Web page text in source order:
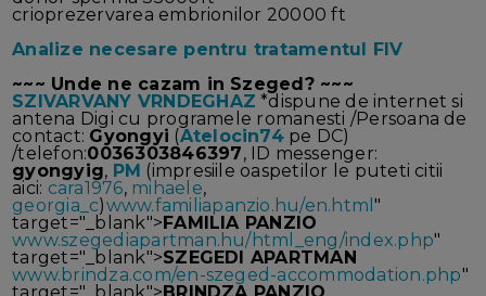
crioprezervarea embrionilor 20000 ft
Analize necesare pentru tratamentul FIV
~~~ Unde ne cazam in Szeged? ~~~
SZIVARVANY VRNDEGHAZ *dispune de internet si
antena Digi cu programele romanesti /Persoana de
contact: Gyongyi (Atelocin74pe DC)
/telefon:0036303846397, ID messenger:
gyongyig, PM (impresiile oaspetilor le puteti citii
aici: cara1976, mihaele,
georgia_c)www.familiapanzio.hu/en.html "
target="_blank">FAMILIA PANZIO
www.szegediapartman.hu/html_eng/index.php"
target="_blank">SZEGEDI APARTMAN
www.brindza.com/en-szeged-accommodation.php"